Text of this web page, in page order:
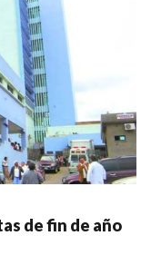
de fin de año